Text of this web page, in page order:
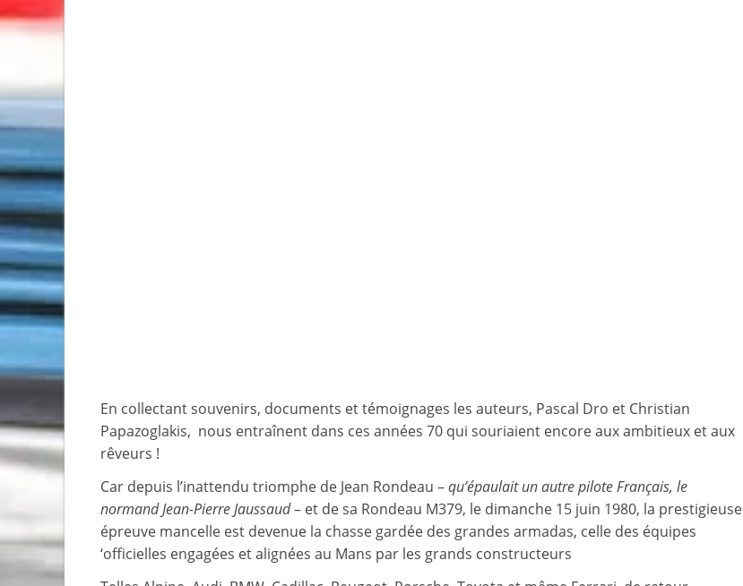
En collectant souvenirs, documents et témoignages les auteurs, Pascal Dro et Christian
Papazoglakis, nous entraînent dans ces années 70 qui souriaient encore aux ambitieux et aux
rêveurs !
Car depuis l’inattendu triomphe de Jean Rondeau –qu’épaulait un autre pilote Français, le
normand Jean-Pierre Jaussaud– et de sa Rondeau M379, le dimanche 15 juin 1980, la prestigieuse
épreuve mancelle est devenue la chasse gardée des grandes armadas, celle des équipes
‘officielles engagées et alignées au Mans par les grands constructeurs